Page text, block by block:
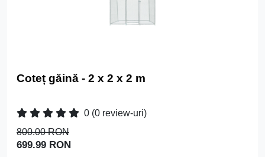
Coteț găină - 2 x 2 x 2 m
0 (0 review-uri)
800.00 RON
699.99 RON